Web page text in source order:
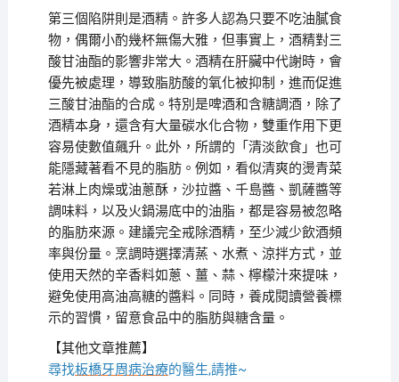
第三個陷阱則是酒精。許多人認為只要不吃油膩食
物，偶爾小酌幾杯無傷大雅，但事實上，酒精對三
酸甘油酯的影響非常大。酒精在肝臟中代謝時，會
優先被處理，導致脂肪酸的氧化被抑制，進而促進
三酸甘油酯的合成。特別是啤酒和含糖調酒，除了
酒精本身，還含有大量碳水化合物，雙重作用下更
容易使數值飆升。此外，所謂的「清淡飲食」也可
能隱藏著看不見的脂肪。例如，看似清爽的燙青菜
若淋上肉燥或油蔥酥，沙拉醬、千島醬、凱薩醬等
調味料，以及火鍋湯底中的油脂，都是容易被忽略
的脂肪來源。建議完全戒除酒精，至少減少飲酒頻
率與份量。烹調時選擇清蒸、水煮、涼拌方式，並
使用天然的辛香料如蔥、薑、蒜、檸檬汁來提味，
避免使用高油高糖的醬料。同時，養成閱讀營養標
示的習慣，留意食品中的脂肪與糖含量。
【其他文章推薦】
尋找板橋牙周病治療的醫生,請推~